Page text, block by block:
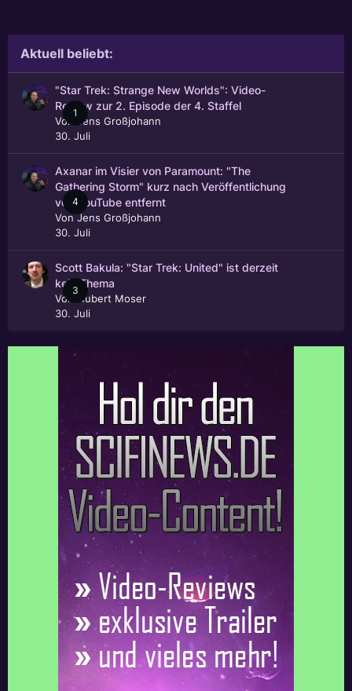
Aktuell beliebt:
1
"Star Trek: Strange New Worlds": Video-
Review zur 2. Episode der 4. Staffel
Von
Jens Großjohann
30. Juli
4
Axanar im Visier von Paramount: "The
Gathering Storm" kurz nach Veröffentlichung
von YouTube entfernt
VonJens Großjohann
30. Juli
3
Scott Bakula: "Star Trek: United" ist derzeit
kein Thema
Von
Hubert Moser
30. Juli